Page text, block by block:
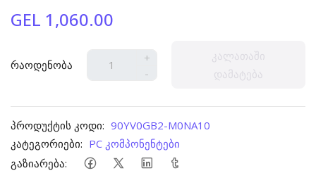
GEL 1,060.00
რაოდენობა
+
-
კალათაში
დამატება
პროდუქტის კოდი: 90YV0GB2-M0NA10
კატეგორიები: PC კომპონენტები
გაზიარება: